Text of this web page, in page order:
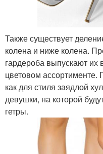
Также существует
колена и ниже колена.
гардероба выпускают их
цветовом ассортименте.
как для стиля заядлой
девушки, на которой
гетры.